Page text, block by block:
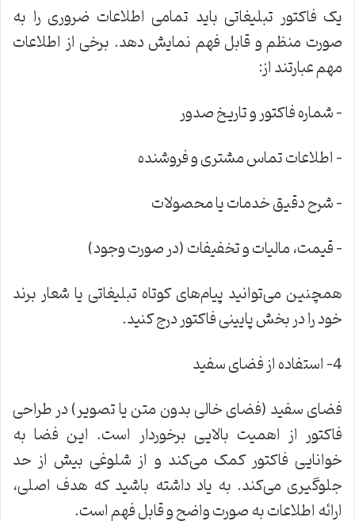
یک فاکتور تبلیغاتی باید تمامی اطلاعات ضروری را به
صورت منظم و قابل فهم نمایش دهد. برخی از اطلاعات
مهم عبارتند از:
–شماره فاکتور و تاریخ صدور
–اطلاعات تماس مشتری و فروشنده
–شرح دقیق خدمات یا محصولات
–قیمت، مالیات و تخفیفات (در صورت وجود)
همچنین می‌توانید پیام‌های کوتاه تبلیغاتی یا شعار برند
خود را در بخش پایینی فاکتور درج کنید.
4- استفاده از فضای سفید
فضای سفید (فضای خالی بدون متن یا تصویر) در طراحی
فاکتور از اهمیت بالایی برخوردار است. این فضا به
خوانایی فاکتور کمک می‌کند و از شلوغی بیش از حد
جلوگیری می‌کند. به یاد داشته باشید که هدف اصلی،
ارائه اطلاعات به صورت واضح و قابل فهم است.